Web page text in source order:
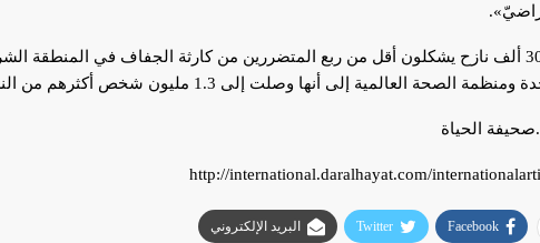
والـ300 ألف نازح يشكلون أقل من ربع المتضررين من كارثة الجفاف في المنطقة
ومنظمة الصحة العالمية إلى أنها وصلت إلى 1.3 مليون شخص أكثرهم من النساء والأطفال.
الحياة
http://international.daralhayat.com/
Facebook
Twitter البريد الإلكتروني